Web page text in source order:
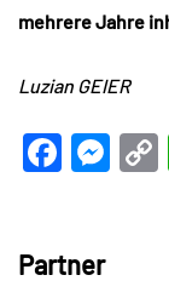
mehrere Jahre
Luzian GEIER
Partner